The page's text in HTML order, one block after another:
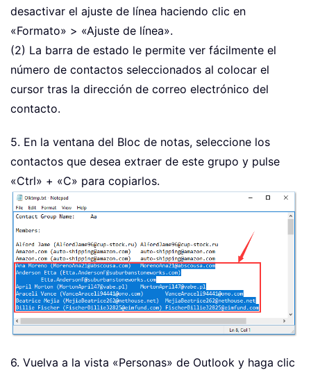
desactivar el ajuste de línea haciendo clic en
«Formato» > «Ajuste de línea».
(2) La barra de estado le permite ver fácilmente el
número de contactos seleccionados al colocar el
cursor tras la dirección de correo electrónico del
contacto.
5. En la ventana del Bloc de notas, seleccione los
contactos que desea extraer de este grupo y pulse
«Ctrl» + «C» para copiarlos.
6. Vuelva a la vista «Personas» de Outlook y haga clic